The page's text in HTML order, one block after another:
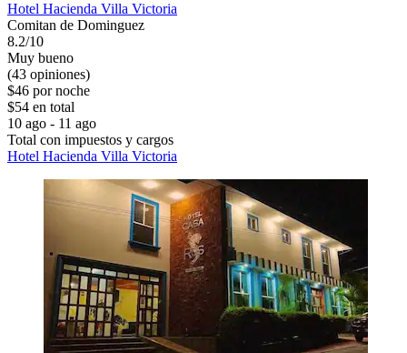
Hotel Hacienda Villa Victoria
Comitan de Dominguez
8.2/10
Muy bueno
(43 opiniones)
$46 por noche
$54 en total
10 ago - 11 ago
Total con impuestos y cargos
Hotel Hacienda Villa Victoria